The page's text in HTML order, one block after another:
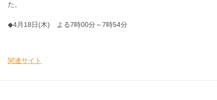
た。
◆4月18日(木) よる7時00分～7時54分
関連サイト